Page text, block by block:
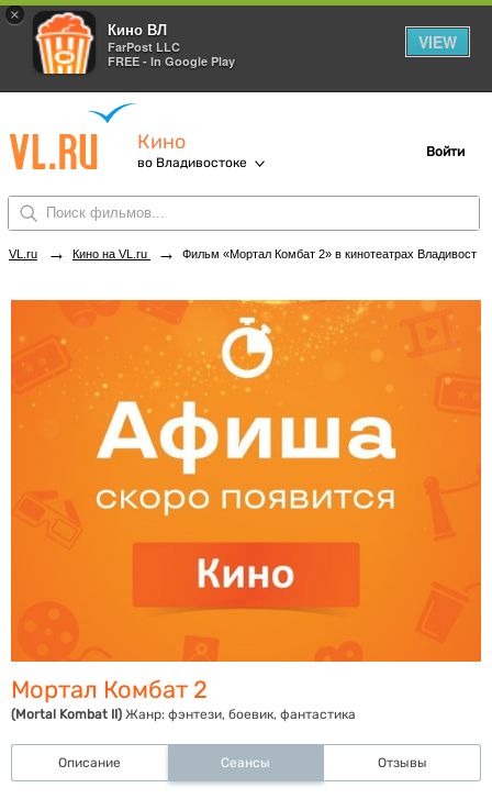
×
Кино ВЛ
FarPost LLC
FREE - In Google Play
VIEW
Кино
во Владивостоке
Войти
VL.ru → Кино на VL.ru → Фильм «Мортал Комбат 2» в кинотеатрах Владивостока. Купить билеты!
Мортал Комбат 2
(Mortal Kombat II) Жанр: фэнтези, боевик, фантастика
Описание Сеансы Отзывы